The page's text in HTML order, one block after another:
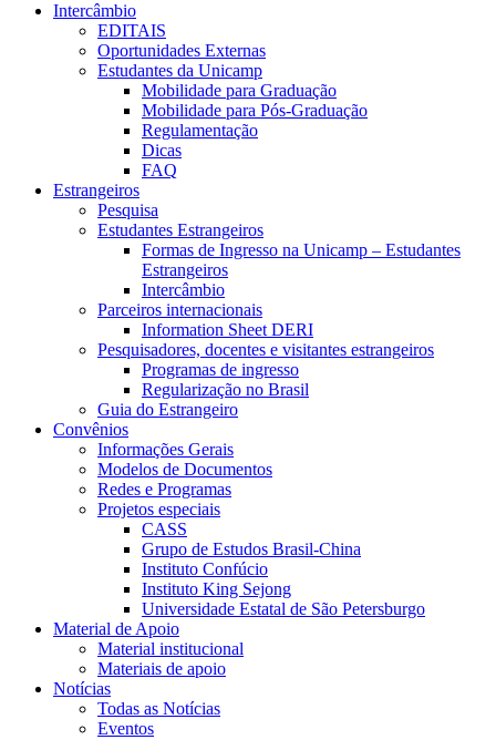
Intercâmbio
EDITAIS
Oportunidades Externas
Estudantes da Unicamp
Mobilidade para Graduação
Mobilidade para Pós-Graduação
Regulamentação
Dicas
FAQ
Estrangeiros
Pesquisa
Estudantes Estrangeiros
Formas de Ingresso na Unicamp – Estudantes
Estrangeiros
Intercâmbio
Parceiros internacionais
Information Sheet DERI
Pesquisadores, docentes e visitantes estrangeiros
Programas de ingresso
Regularização no Brasil
Guia do Estrangeiro
Convênios
Informações Gerais
Modelos de Documentos
Redes e Programas
Projetos especiais
CASS
Grupo de Estudos Brasil-China
Instituto Confúcio
Instituto King Sejong
Universidade Estatal de São Petersburgo
Material de Apoio
Material institucional
Materiais de apoio
Notícias
Todas as Notícias
Eventos